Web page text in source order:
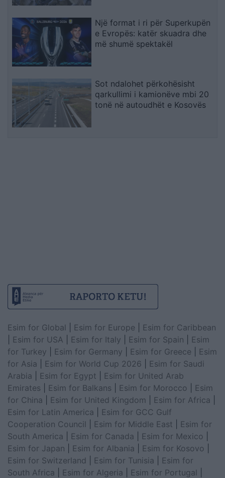
Një format i ri për Superkupën
e Evropës: katër skuadra dhe
më shumë spektakël
Sot ndalohet përkohësisht
qarkullimi i kamionëve mbi 20
tonë në autoudhët e Kosovës
Esim for Global Esim for Europe
Esim for Caribbean
Esim for USA Esim for Italy Esim for Spain
Esim
for Turkey
Esim for Germany Esim for Greece
Esim
for Asia
Esim for World Cup 2026
Esim for Saudi
Arabia
Esim for Egypt
Esim for United Arab
Emirates
Esim for Balkans Esim for Morocco
Esim
for China
Esim for United Kingdom Esim for Africa
Esim for Latin America
Esim for GCC Gulf
Cooperation Council
Esim for Middle East
Esim for
South America
Esim for Canada Esim for Mexico
Esim for Japan
Esim for Albania Esim for Kosovo
Esim for Switzerland
Esim for Tunisia
Esim for
South Africa
Esim for Algeria Esim for Portugal